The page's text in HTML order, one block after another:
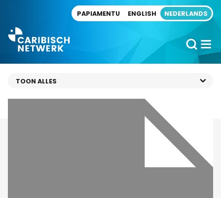
PAPIAMENTU ENGLISH NEDERLANDS